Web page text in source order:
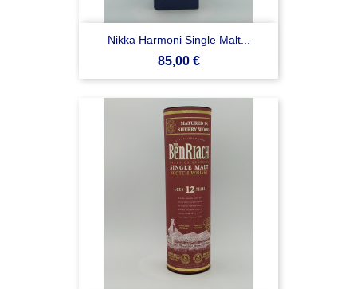
Nikka Harmoni Single Malt...
Prezzo
85,00 €